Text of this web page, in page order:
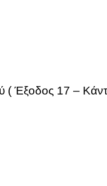
( Έξο­δος 17 –